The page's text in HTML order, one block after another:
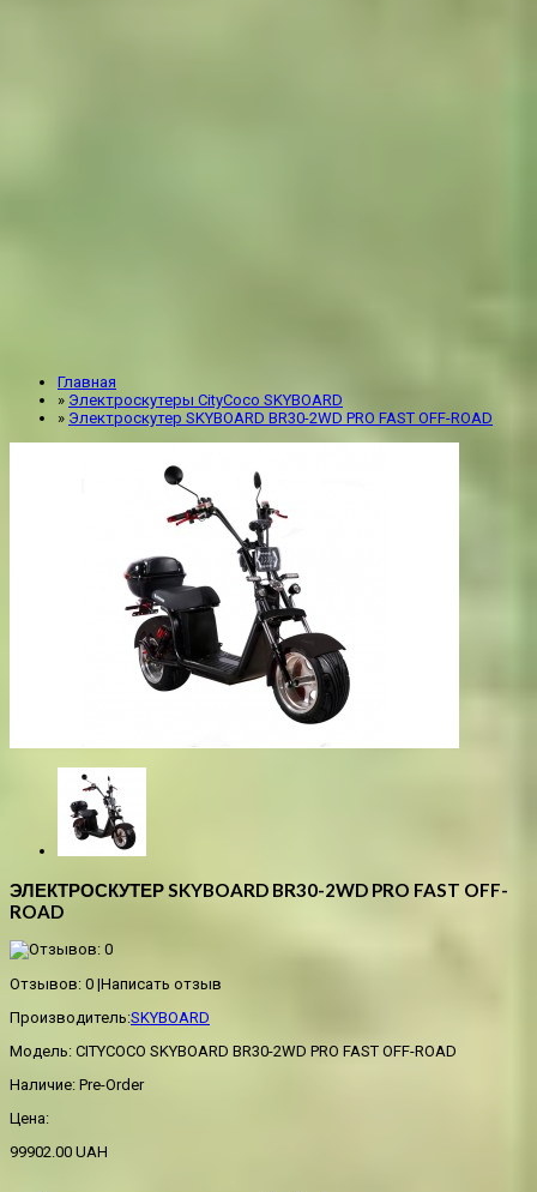
Главная
» Электроскутеры CityCoco SKYBOARD
» Электроскутер SKYBOARD BR30-2WD PRO FAST OFF-ROAD
ЭЛЕКТРОСКУТЕР SKYBOARD BR30-2WD PRO FAST OFF-
ROAD
Отзывов: 0 |Написать отзыв
Производитель:SKYBOARD
Модель: CITYCOCO SKYBOARD BR30-2WD PRO FAST OFF-ROAD
Наличие: Pre-Order
Цена:
99902.00 UAH